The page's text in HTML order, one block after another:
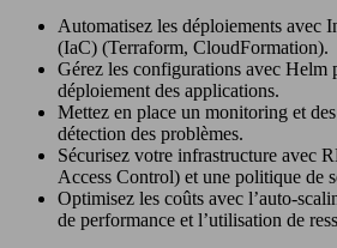
Automatisez les déploiements avec
(IaC) (Terraform, CloudFormation).
Gérez les configurations avec Helm
déploiement des applications.
Mettez en place un monitoring et
détection des problèmes.
Sécurisez votre infrastructure avec
Access Control) et une politique de
Optimisez les coûts avec l’auto-
de performance et l’utilisation de